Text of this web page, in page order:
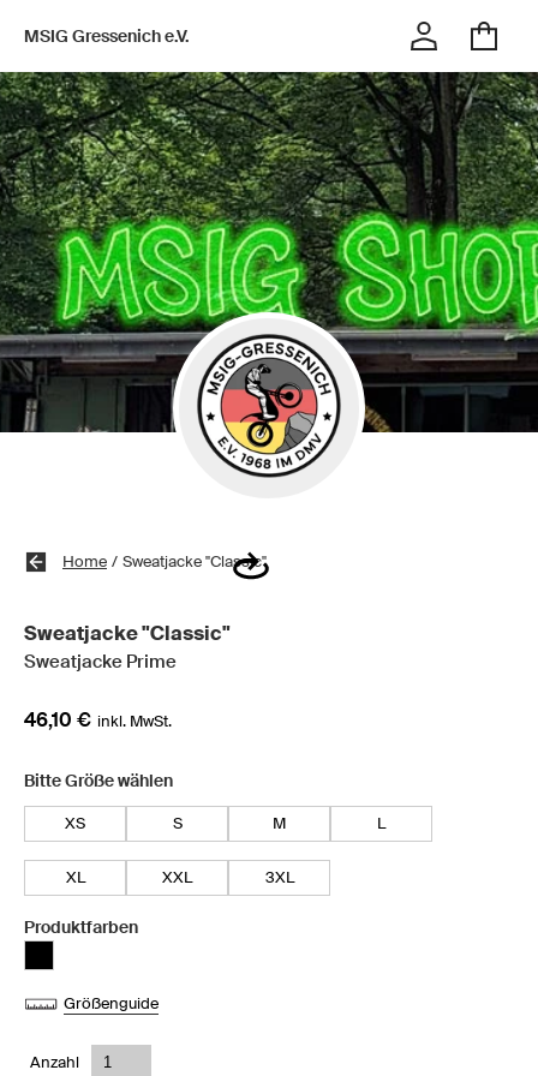
MSIG Gressenich e.V.
Home / Sweatjacke "Classic"
Sweatjacke "Classic"
Sweatjacke Prime
46,10 € inkl. MwSt.
Bitte Größe wählen
XS S M L
XL XXL 3XL
Produktfarben
Größenguide
Anzahl